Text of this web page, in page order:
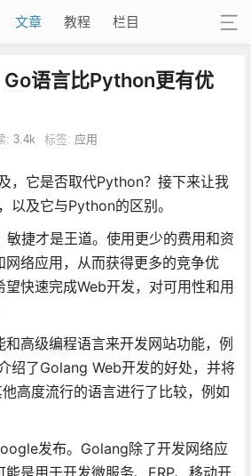
文章 教程 栏目
语言比Python更有优
: 3.4k 标签: 应用
，它是否取代Python？接下来让我
以及它与Python的区别。
敏捷才是王道。使用更少的费用和资
络应用，从而获得更多的竞争优
快速完成Web开发，对可用性和用
高级编程语言来开发网站功能，例
绍了Golang Web开发的好处，并将
高度流行的语言进行了比较，例如
发布。Golang除了开发网络应
是用于开发微服务、ERP、移动开